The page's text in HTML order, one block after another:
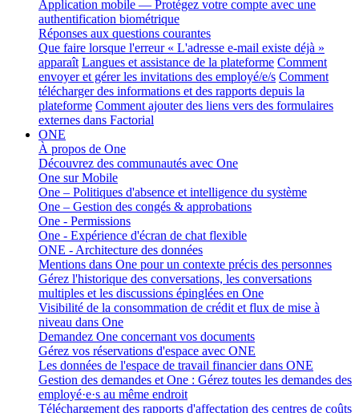
Application mobile — Protégez votre compte avec une
authentification biométrique
Réponses aux questions courantes
Que faire lorsque l'erreur « L'adresse e-mail existe déjà »
apparaît Langues et assistance de la plateforme Comment
envoyer et gérer les invitations des employé/e/s Comment
télécharger des informations et des rapports depuis la
plateforme Comment ajouter des liens vers des formulaires
externes dans Factorial
ONE
À propos de One
Découvrez des communautés avec One
One sur Mobile
One – Politiques d'absence et intelligence du système
One – Gestion des congés & approbations
One - Permissions
One - Expérience d'écran de chat flexible
ONE - Architecture des données
Mentions dans One pour un contexte précis des personnes
Gérez l'historique des conversations, les conversations
multiples et les discussions épinglées en One
Visibilité de la consommation de crédit et flux de mise à
niveau dans One
Demandez One concernant vos documents
Gérez vos réservations d'espace avec ONE
Les données de l'espace de travail financier dans ONE
Gestion des demandes et One : Gérez toutes les demandes des
employé·e·s au même endroit
Téléchargement des rapports d'affectation des centres de coûts